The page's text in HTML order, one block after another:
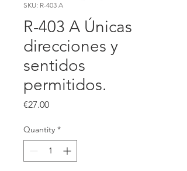
SKU: R-403 A
R-403 A Únicas
direcciones y
sentidos
permitidos.
€27.00Price
Quantity *